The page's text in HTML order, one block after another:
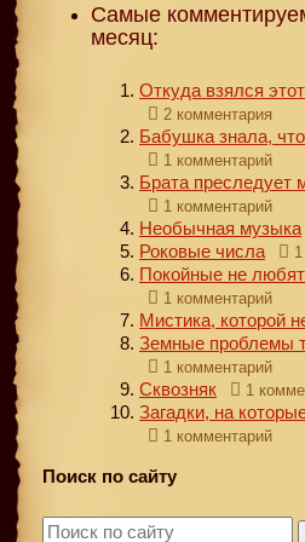
Самые
месяц:
Откуда взялся
2 комментария
Бабушка знала,
1 комментарий
Брата преследует
1 комментарий
Необычная музыка
Роковые числа
Покойные не
1 комментарий
Мистика, которой
Земные проблемы
1 комментарий
Сквозняк 1
Загадки, на
1 комментарий
Поиск по сайту